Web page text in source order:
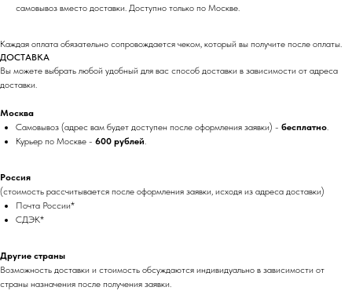
самовывоз вместо доставки. Доступно только по Москве.
Каждая оплата обязательно сопровождается чеком, который вы получите после оплаты.
ДОСТАВКА
Вы можете выбрать любой удобный для вас способ доставки в зависимости от адреса
доставки.
Москва
Самовывоз (адрес вам будет доступен после оформления заявки) - бесплатно.
Курьер по Москве - 600 рублей.
Россия
(стоимость рассчитывается после оформления заявки, исходя из адреса доставки)
Почта России*
СДЭК*
Другие страны
Возможность доставки и стоимость обсуждаются индивидуально в зависимости от
страны назначения после получения заявки.